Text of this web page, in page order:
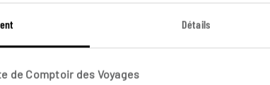
Détails
de Comptoir des Voyages